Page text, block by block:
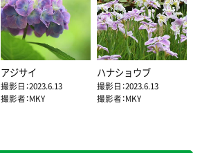
アジサイ
撮影日：2023.6.13
撮影者：MKY
ハナショウブ
撮影日：2023.6.13
撮影者：MKY